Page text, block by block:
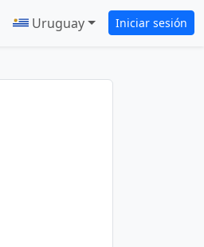
Uruguay Iniciar sesión